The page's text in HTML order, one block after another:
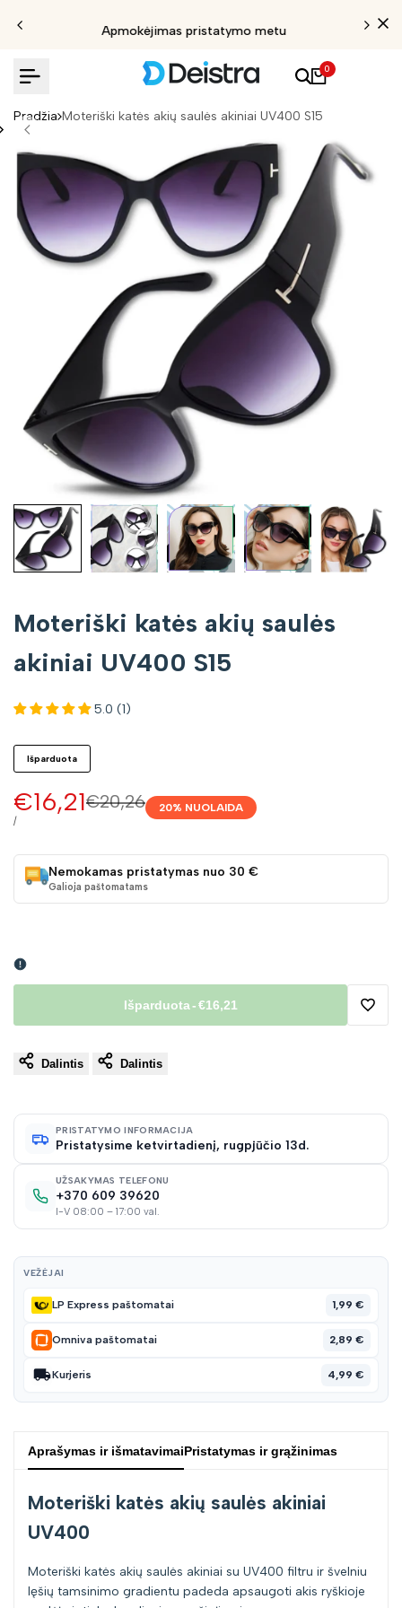
Apmokėjimas pristatymo metu
0
Pradžia Moteriški katės akių saulės akiniai UV400 S15
Moteriški katės akių saulės
akiniai UV400 S15
5.0 (1)
Išparduota
Įprasta
€20,26
Pardavimo
kaina
€16,21
VIENETO
/
20% NUOLAIDA
Nemokamas pristatymas nuo 30 €
Galioja paštomatams
Išparduota-€16,21
Dalintis Dalintis
PRISTATYMO INFORMACIJA
Pristatysime ketvirtadienį, rugpjūčio 13d.
UŽSAKYMAS TELEFONU
+370 609 39620
I-V 08:00 – 17:00 val.
VEŽĖJAI
LP Express paštomatai 1,99 €
Omniva paštomatai 2,89 €
Kurjeris 4,99 €
Aprašymas ir išmatavimaiPristatymas ir grąžinimas
Moteriški katės akių saulės akiniai
UV400
Moteriški katės akių saulės akiniai su UV400 filtru ir švelniu
lęšių tamsinimo gradientu padeda apsaugoti akis ryškioje